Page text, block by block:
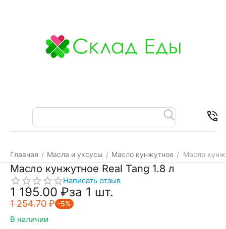
Главная / Масла и уксусы / Масло кунжутное / Масло
Масло кунжутное Real Tang 1.8 л
Написать отзыв
1 195.00 ₽за 1 шт.
1 254.70₽ -5%
В наличии